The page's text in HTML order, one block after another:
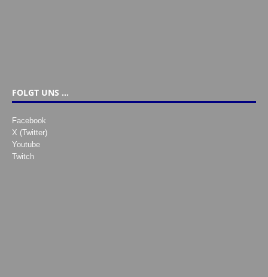
FOLGT UNS …
Facebook
X (Twitter)
Youtube
Twitch